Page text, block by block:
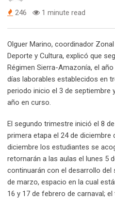
246 1 minute read
Olguer Marino, coordinador
Deporte y Cultura, explicó que
Régimen Sierra-Amazonía, el
días laborables establecidos en
periodo inicio el 3 de septiembre
año en curso.
El segundo trimestre inició el 8
primera etapa el 24 de diciembre
diciembre los estudiantes se
retornarán a las aulas el lunes 5
continuarán con el desarrollo
de marzo, espacio en la cual
16 y 17 de febrero de carnaval;